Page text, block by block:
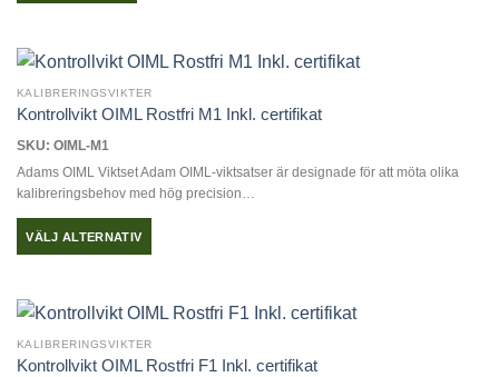
KALIBRERINGSVIKTER
Kontrollvikt OIML Rostfri M1 Inkl. certifikat
SKU: OIML-M1
Adams OIML Viktset Adam OIML-viktsatser är designade för att möta olika
kalibreringsbehov med hög precision…
VÄLJ ALTERNATIV
produkten
flera
KALIBRERINGSVIKTER
Kontrollvikt OIML Rostfri F1 Inkl. certifikat